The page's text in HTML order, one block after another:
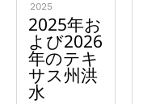
2025
2025年お
よび2026
年のテキ
サス州洪
水